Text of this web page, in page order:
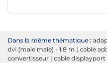
Dans la même thématique :
dvi (male male) - 1.8 m | cable
convertisseur | cable displayport